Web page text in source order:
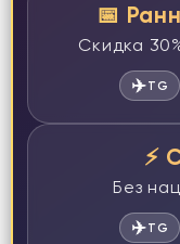
📅
Скидка
✈️TG
⚡
Без
✈️TG